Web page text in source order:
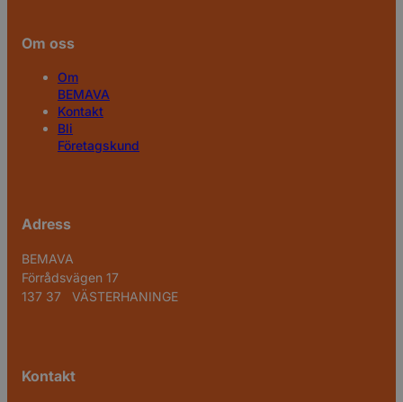
Om oss
Om
BEMAVA
Kontakt
Bli
Företagskund
Adress
BEMAVA
Förrådsvägen 17
137 37 VÄSTERHANINGE
Kontakt